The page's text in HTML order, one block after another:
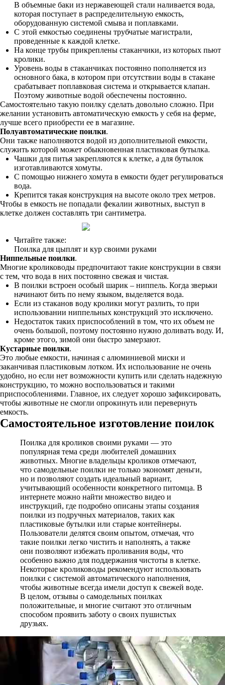
В объемные баки из нержавеющей стали наливается вода,
которая поступает в распределительную емкость,
оборудованную системой смыва и поплавками.
С этой емкостью соединены трубчатые магистрали,
проведенные к каждой клетке.
На конце трубы прикреплены стаканчики, из которых пьют
кролики.
Уровень воды в стаканчиках постоянно пополняется из
основного бака, в котором при отсутствии воды в стакане
срабатывает поплавковая система и открывается клапан.
Поэтому животные водой обеспечены постоянно.
Самостоятельно такую поилку сделать довольно сложно. При
желании установить автоматическую емкость у себя на ферме,
лучше всего приобрести ее в магазине.
Полуавтоматические поилки.
Они также наполняются водой из дополнительной емкости,
служить которой может обыкновенная пластиковая бутылка.
Чашки для питья закрепляются к клетке, а для бутылок
изготавливаются хомуты.
С помощью нижнего хомута в емкости будет регулироваться
вода.
Крепится такая конструкция на высоте около трех метров.
Чтобы в емкость не попадали фекалии животных, выступ в
клетке должен составлять три сантиметра.
Читайте также:
Поилка для цыплят и кур своими руками
Ниппельные поилки.
Многие кролиководы предпочитают такие конструкции в связи
с тем, что вода в них постоянно свежая и чистая.
В поилки встроен особый шарик – ниппель. Когда зверьки
начинают бить по нему языком, выделяется вода.
Если из стаканов воду кролики могут разлить, то при
использовании ниппельных конструкций это исключено.
Недостаток таких приспособлений в том, что их объем не
очень большой, поэтому постоянно нужно доливать воду. И,
кроме этого, зимой они быстро замерзают.
Кустарные поилки.
Это любые емкости, начиная с алюминиевой миски и
заканчивая пластиковым лотком. Их использование не очень
удобно, но если нет возможности купить или сделать надежную
конструкцию, то можно воспользоваться и такими
приспособлениями. Главное, их следует хорошо зафиксировать,
чтобы животные не смогли опрокинуть или перевернуть
емкость.
Самостоятельное изготовление поилок
Поилка для кроликов своими руками — это
популярная тема среди любителей домашних
животных. Многие владельцы кроликов отмечают,
что самодельные поилки не только экономят деньги,
но и позволяют создать идеальный вариант,
учитывающий особенности конкретного питомца. В
интернете можно найти множество видео и
инструкций, где подробно описаны этапы создания
поилки из подручных материалов, таких как
пластиковые бутылки или старые контейнеры.
Пользователи делятся своим опытом, отмечая, что
такие поилки легко чистить и наполнять, а также
они позволяют избежать проливания воды, что
особенно важно для поддержания чистоты в клетке.
Некоторые кролиководы рекомендуют использовать
поилки с системой автоматического наполнения,
чтобы животные всегда имели доступ к свежей воде.
В целом, отзывы о самодельных поилках
положительные, и многие считают это отличным
способом проявить заботу о своих пушистых
друзьях.